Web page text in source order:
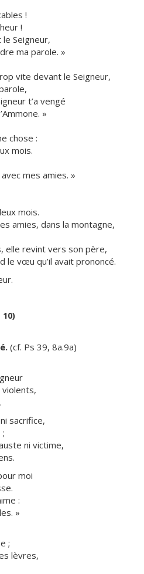
!
!
le Seigneur,
ma parole. »
vite devant le Seigneur,
t’a vengé
»
chose :
mois.
mes amies. »
mois.
amies, dans la montagne,
elle revint vers son père,
le vœu qu’il avait prononcé.
10)
(cf. Ps 39, 8a.9a)
sacrifice,
ni victime,
moi
:
»
;
lèvres,